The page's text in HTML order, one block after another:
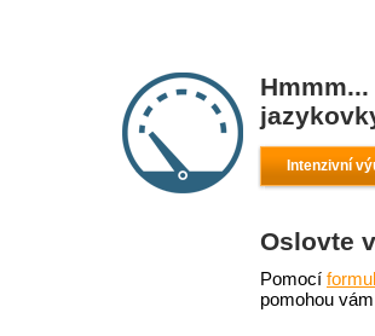
Intenzivní
Oslovte
Pomocí
pomohou